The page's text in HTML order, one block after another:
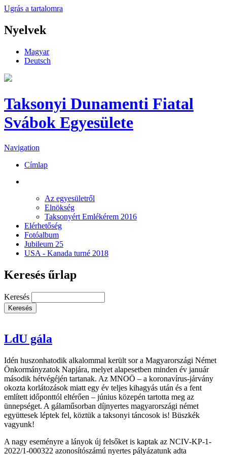
Ugrás a tartalomra
Nyelvek
Magyar
Deutsch
Taksonyi Dunamenti Fiatal
Svábok Egyesülete
Navigation
Címlap
Az egyesületről
Elnökség
Taksonyért Emlékérem 2016
Elérhetőség
Fotóalbum
Jubileum 25
USA - Kanada turné 2018
Keresés űrlap
Keresés
LdU gála
Idén huszonhatodik alkalommal került sor a Magyarországi Német
Önkormányzatok Napjára, melyet alapesetben minden év január
második hétvégéjén tartanak. Az MNOÖ – a koronavírus-járvány
okozta korlátozások miatt egy év teljes kihagyás után és a fent
említett időponttól eltérően – június közepén tartotta meg az
ünnepséget. A gálaműsorban díjnyertes magyarországi német
együttesek léptek fel, köztük a taksonyi táncosok is! Büszkék
vagyunk!
A nagy eseményre a lányok új felsőket is kaptak az NCIV-KP-1-
2022/1-000322 azonosítószámú nyertes pályázatunk adta